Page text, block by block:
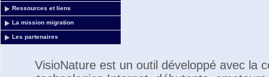
Ressources et liens
La mission migration
Les partenaires
VisioNature est un outil développé avec la